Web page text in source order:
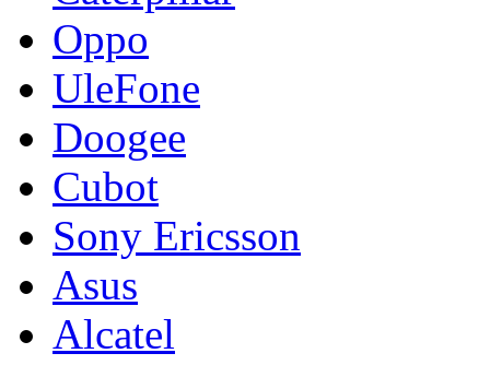
Oppo
UleFone
Doogee
Cubot
Sony Ericsson
Asus
Alcatel